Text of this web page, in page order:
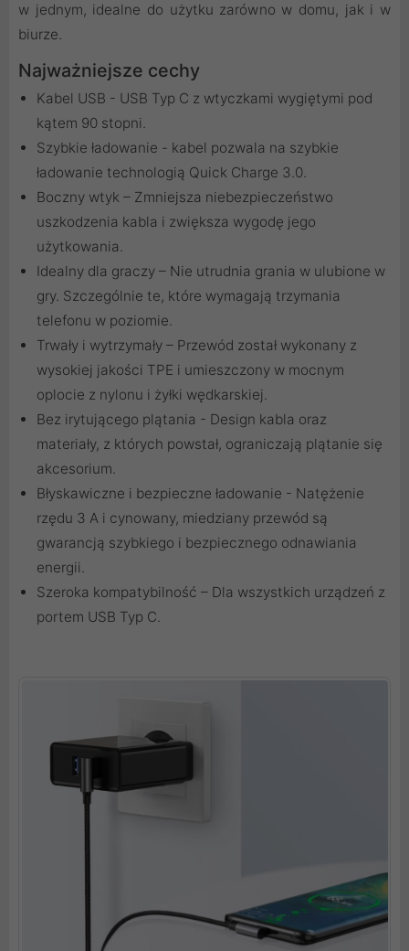
w jednym, idealne do użytku zarówno w domu, jak i w
biurze.
Najważniejsze cechy
Kabel USB - USB Typ C z wtyczkami wygiętymi pod
kątem 90 stopni.
Szybkie ładowanie - kabel pozwala na szybkie
ładowanie technologią Quick Charge 3.0.
Boczny wtyk – Zmniejsza niebezpieczeństwo
uszkodzenia kabla i zwiększa wygodę jego
użytkowania.
Idealny dla graczy – Nie utrudnia grania w ulubione w
gry. Szczególnie te, które wymagają trzymania
telefonu w poziomie.
Trwały i wytrzymały – Przewód został wykonany z
wysokiej jakości TPE i umieszczony w mocnym
oplocie z nylonu i żyłki wędkarskiej.
Bez irytującego plątania - Design kabla oraz
materiały, z których powstał, ograniczają plątanie się
akcesorium.
Błyskawiczne i bezpieczne ładowanie - Natężenie
rzędu 3 A i cynowany, miedziany przewód są
gwarancją szybkiego i bezpiecznego odnawiania
energii.
Szeroka kompatybilność – Dla wszystkich urządzeń z
portem USB Typ C.